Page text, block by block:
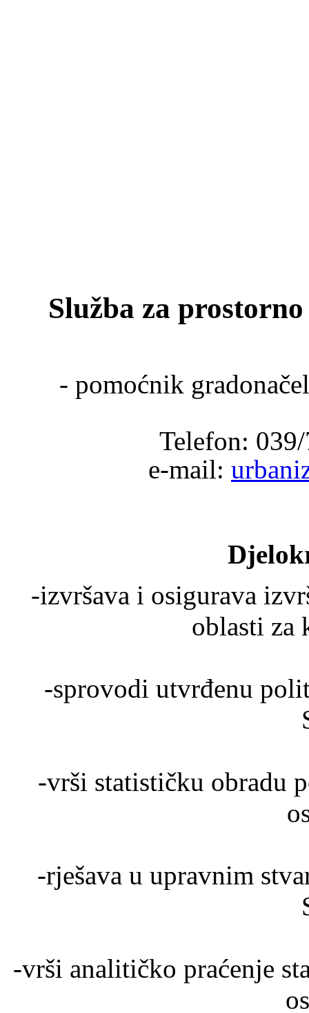
Služba za
- pomoćnik
Telefon:
e-mail:
-izvršava i osigurava
oblasti za
-sprovodi utvrđenu
-vrši statističku obradu
-rješava u upravnim
-vrši analitičko praćenje